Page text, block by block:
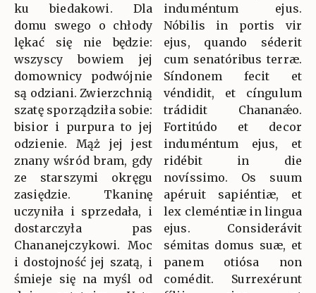
ku biedakowi. Dla
domu swego o chłody
lękać się nie będzie:
wszyscy bowiem jej
domownicy podwójnie
są odziani. Zwierzchnią
szatę sporządziła sobie:
bisior i purpura to jej
odzienie. Mąż jej jest
znany wśród bram, gdy
ze starszymi okręgu
zasiędzie. Tkaninę
uczyniła i sprzedała, i
dostarczyła pas
Chananejczykowi. Moc
i dostojność jej szatą, i
śmieje się na myśl od
induméntum ejus.
Nóbilis in portis vir
ejus, quando séderit
cum senatóribus terræ.
Síndonem fecit et
véndidit, et cíngulum
trádidit Chananǽo.
Fortitúdo et decor
induméntum ejus, et
ridébit in die
novíssimo. Os suum
apéruit sapiéntiæ, et
lex cleméntiæ in lingua
ejus. Considerávit
sémitas domus suæ, et
panem otiósa non
comédit. Surrexérunt